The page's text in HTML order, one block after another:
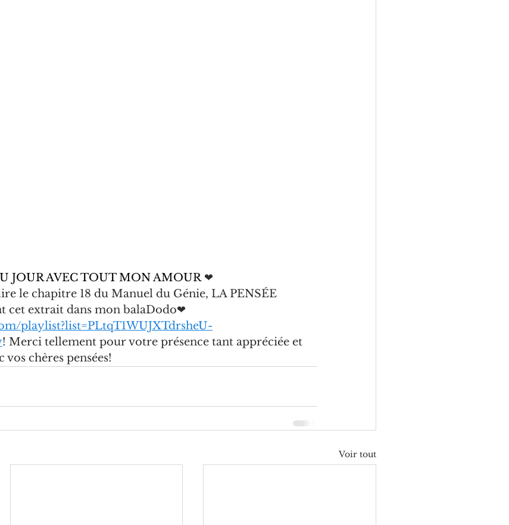
JOUR AVEC TOUT MON AMOUR ❤
le chapitre 18 du Manuel du Génie, LA PENSÉE
cet extrait dans mon balaDodo❤
playlist?list=PLtqT1WUJXTdrsheU-
! Merci tellement pour votre présence tant appréciée et
chères pensées!
Voir tout